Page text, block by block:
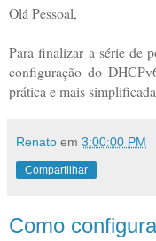
Olá Pessoal,
Para finalizar a série de
configuração do
prática e mais
Renato em 3:00:00 PM
Compartilhar
Como